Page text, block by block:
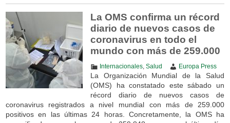
La OMS confirma un récord
diario de nuevos casos de
coronavirus en todo el
mundo con más de 259.000
Internacionales, Salud Europa Press
La Organización Mundial de la Salud
(OMS) ha constatado este sábado un
récord diario de nuevos casos de
coronavirus registrados a nivel mundial con más de 259.000
positivos en las últimas 24 horas. Concretamente, la OMS ha